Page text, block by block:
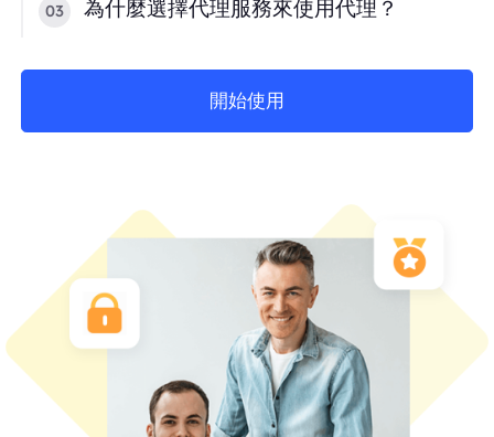
03 為什麼選擇代理服務來使用代理？
開始使用